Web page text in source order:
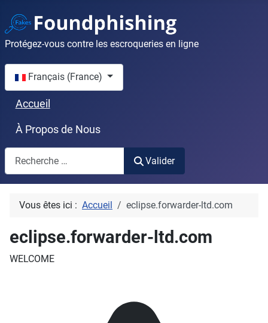
Protégez-vous contre les escroqueries en ligne
Sélectionnez votre langue
Français (France)
Accueil
À Propos de Nous
Valider
Valider
Vous êtes ici : Accueil eclipse.forwarder-ltd.com
eclipse.forwarder-ltd.com
WELCOME